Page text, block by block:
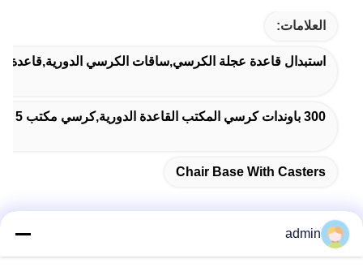
العلامات:
استبدال قاعدة عجلة الكرسي,ساقات الكرسي الدورية,قاعدة
300 باوندات كرسي المكتب القاعدة الدورية,كرسي مكتب 5 نجوم قاعدة دوارة
Chair Base With Casters
admin